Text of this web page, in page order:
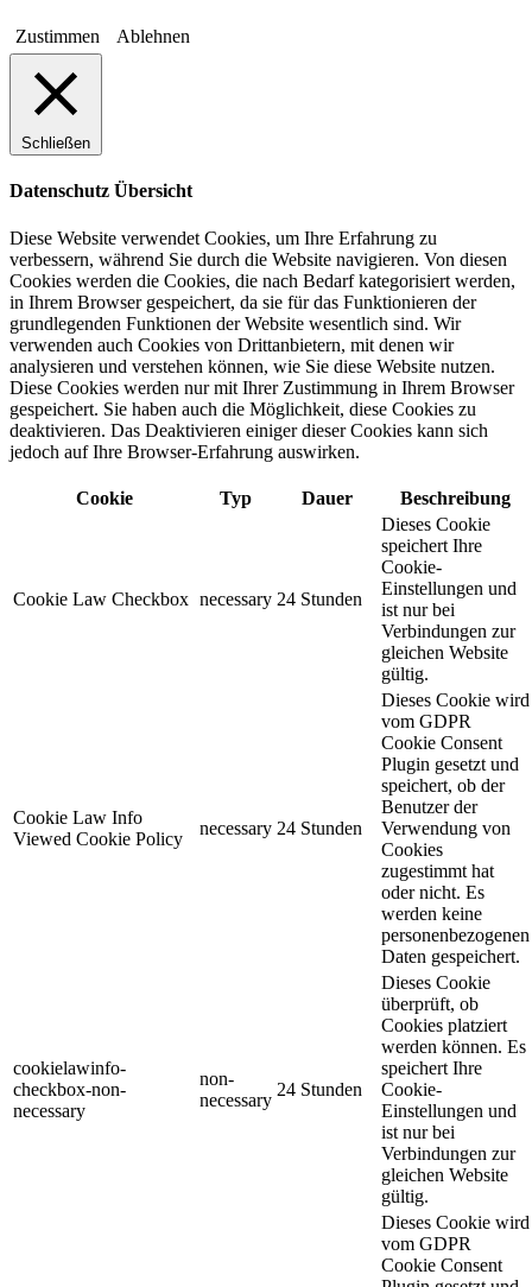
Zustimmen Ablehnen
Schließen
Datenschutz Übersicht
Diese Website verwendet Cookies, um Ihre Erfahrung zu
verbessern, während Sie durch die Website navigieren. Von diesen
Cookies werden die Cookies, die nach Bedarf kategorisiert werden,
in Ihrem Browser gespeichert, da sie für das Funktionieren der
grundlegenden Funktionen der Website wesentlich sind. Wir
verwenden auch Cookies von Drittanbietern, mit denen wir
analysieren und verstehen können, wie Sie diese Website nutzen.
Diese Cookies werden nur mit Ihrer Zustimmung in Ihrem Browser
gespeichert. Sie haben auch die Möglichkeit, diese Cookies zu
deaktivieren. Das Deaktivieren einiger dieser Cookies kann sich
jedoch auf Ihre Browser-Erfahrung auswirken.
Cookie Typ Dauer Beschreibung
Cookie Law Checkbox necessary 24 Stunden
Dieses Cookie
speichert Ihre
Cookie-
Einstellungen und
ist nur bei
Verbindungen zur
gleichen Website
gültig.
Cookie Law Info
Viewed Cookie Policy
necessary 24 Stunden
Dieses Cookie wird
vom GDPR
Cookie Consent
Plugin gesetzt und
speichert, ob der
Benutzer der
Verwendung von
Cookies
zugestimmt hat
oder nicht. Es
werden keine
personenbezogenen
Daten gespeichert.
cookielawinfo-
checkbox-non-
necessary
non-
necessary
24 Stunden
Dieses Cookie
überprüft, ob
Cookies platziert
werden können. Es
speichert Ihre
Cookie-
Einstellungen und
ist nur bei
Verbindungen zur
gleichen Website
gültig.
Dieses Cookie wird
vom GDPR
Cookie Consent